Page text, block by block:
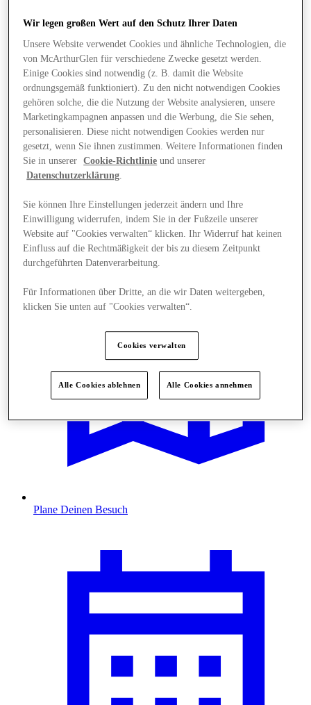
Angebote
Plane Deinen Besuch
Wir legen großen Wert auf den Schutz Ihrer Daten
Unsere Website verwendet Cookies und ähnliche Technologien, die
von McArthurGlen für verschiedene Zwecke gesetzt werden.
Einige Cookies sind notwendig (z. B. damit die Website
ordnungsgemäß funktioniert). Zu den nicht notwendigen Cookies
gehören solche, die die Nutzung der Website analysieren, unsere
Marketingkampagnen anpassen und die Werbung, die Sie sehen,
personalisieren. Diese nicht notwendigen Cookies werden nur
gesetzt, wenn Sie ihnen zustimmen. Weitere Informationen finden
Sie in unserer
Cookie-Richtlinie und unserer
Datenschutzerklärung.
Sie können Ihre Einstellungen jederzeit ändern und Ihre
Einwilligung widerrufen, indem Sie in der Fußzeile unserer
Website auf "Cookies verwalten“ klicken. Ihr Widerruf hat keinen
Einfluss auf die Rechtmäßigkeit der bis zu diesem Zeitpunkt
durchgeführten Datenverarbeitung.
Für Informationen über Dritte, an die wir Daten weitergeben,
klicken Sie unten auf "Cookies verwalten“.
Cookies verwalten
Alle Cookies ablehnen Alle Cookies annehmen